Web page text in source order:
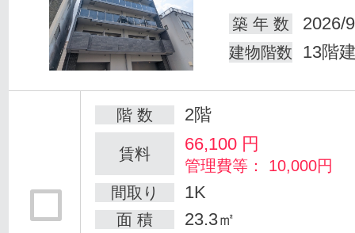
築 年 数
2026/
建物階数 13階
階 数 2階
賃料 66,100 円
管理費等： 10,000円
間取り
1K
面 積 23.3㎡